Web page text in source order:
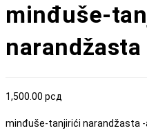
minđuše-
1,500.00 рсд
minđuše-tanjirići narandžasta